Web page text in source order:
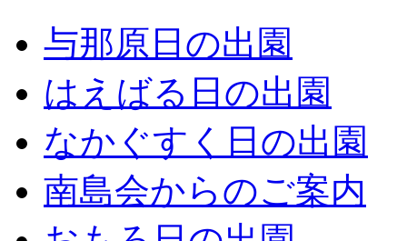
与那原日の出園
はえばる日の出園
なかぐすく日の出園
南島会からのご案内